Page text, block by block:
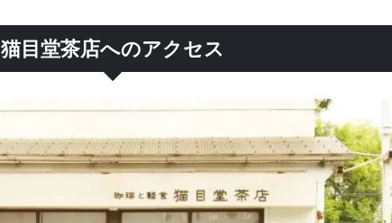
猫目堂茶店へのアクセス